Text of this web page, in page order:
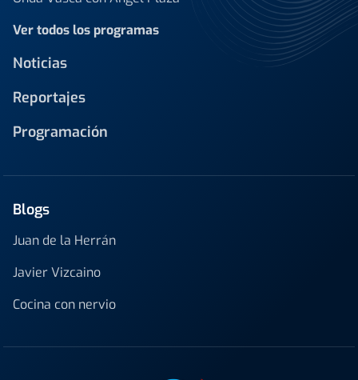
Ver todos los programas
Noticias
Reportajes
Programación
Blogs
Juan de la Herrán
Javier Vizcaino
Cocina con nervio